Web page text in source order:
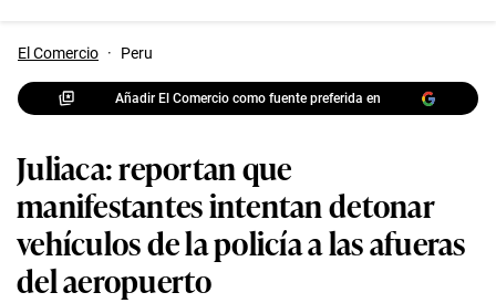
El Comercio · Peru
Añadir El Comercio como fuente preferida en
Juliaca: reportan que
manifestantes intentan detonar
vehículos de la policía a las afueras
del aeropuerto